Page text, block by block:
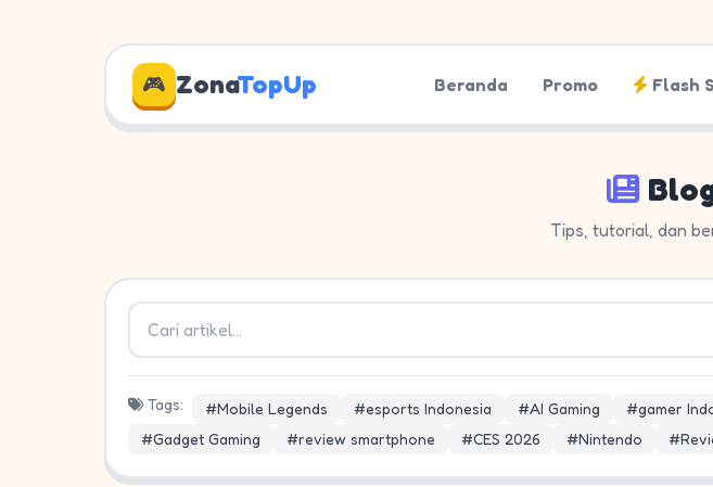
🎮 ZonaTopUp Beranda Promo Flash
Tips, tutorial, dan
Tags: #Mobile Legends #esports Indonesia #AI Gaming #gamer
#Gadget Gaming
#review smartphone #CES 2026 #Nintendo